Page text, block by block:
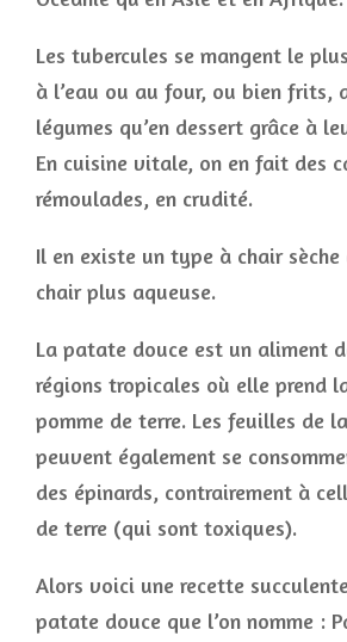
Les tubercules se mangent le
à l’eau ou au four, ou bien frits,
légumes qu’en dessert grâce à
En cuisine vitale, on en fait des
rémoulades, en crudité.
Il en existe un type à chair
chair plus aqueuse.
La patate douce est un aliment
régions tropicales où elle prend
pomme de terre. Les feuilles de
peuvent également se
des épinards, contrairement à
de terre (qui sont toxiques).
Alors voici une recette
patate douce que l’on nomme :